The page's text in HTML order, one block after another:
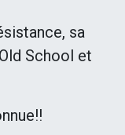
sa
School et